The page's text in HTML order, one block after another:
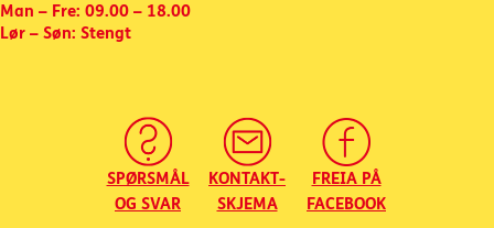
Man – Fre: 09.00 – 18.00
Lør – Søn: Stengt
SPØRSMÅL
OG SVAR
KONTAKT-
SKJEMA
FREIA PÅ
FACEBOOK